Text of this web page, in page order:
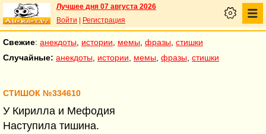
Лучшее дня 07 августа 2026
Войти
Регистрация
Свежие: анекдоты истории мемы фразы стишки
Случайные: анекдоты истории мемы фразы стишки
СТИШОК №334610
У Кирилла и Мефодия
Наступила тишина.